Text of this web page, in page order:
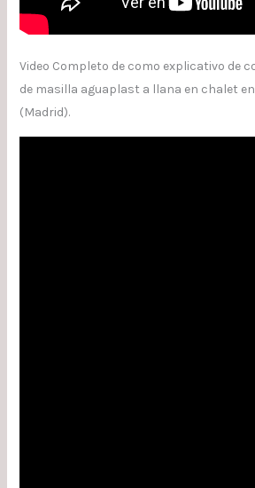
Video Completo de como explicativo de
de masilla aguaplast a llana en chalet
(Madrid).